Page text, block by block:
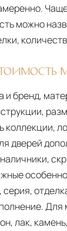
можно
и бренд,
коллекции,
дверей
лак,